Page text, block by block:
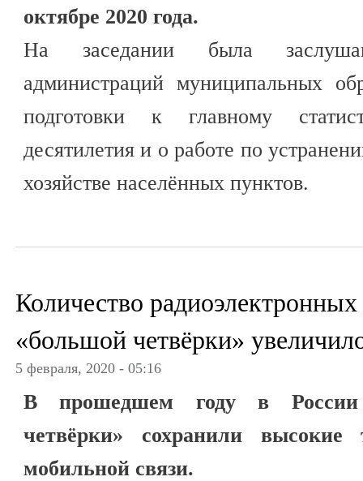
октябре 2020 года.
На заседании была
администраций муниципальных
подготовки к главному
десятилетия и о работе по
хозяйстве населённых пунктов.
Количество радиоэлектронных
«большой четвёрки»
5 февраля, 2020 - 05:16
В прошедшем году в России
четвёрки» сохранили
мобильной связи.